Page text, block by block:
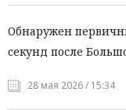
Обнаружен
секунд после
28 мая 2026 / 15:34